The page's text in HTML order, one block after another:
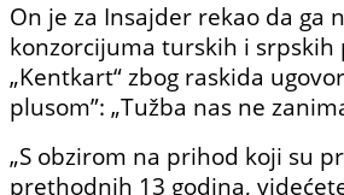
On je za Insajder rekao da ga
konzorcijuma turskih i srpskih
„Kentkart“ zbog raskida
plusom”: „Tužba nas ne
„S obzirom na prihod koji su
prethodnih 13 godina,